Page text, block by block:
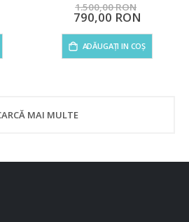
1.500,00 RON
Preț
special
790,00 RON
ADĂUGAȚI IN COȘ
MAI MULTE